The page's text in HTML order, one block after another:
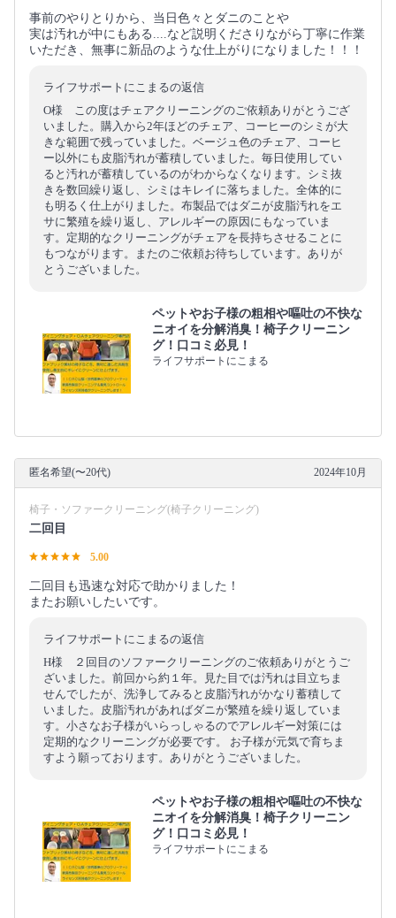
事前のやりとりから、当日色々とダニのことや
実は汚れが中にもある....など説明くださりながら丁寧に作業
いただき、無事に新品のような仕上がりになりました！！！
ライフサポートにこまるの返信
O様 この度はチェアクリーニングのご依頼ありがとうござ
いました。購入から2年ほどのチェア、コーヒーのシミが大
きな範囲で残っていました。ベージュ色のチェア、コーヒ
ー以外にも皮脂汚れが蓄積していました。毎日使用してい
ると汚れが蓄積しているのがわからなくなります。シミ抜
きを数回繰り返し、シミはキレイに落ちました。全体的に
も明るく仕上がりました。布製品ではダニが皮脂汚れをエ
サに繁殖を繰り返し、アレルギーの原因にもなっていま
す。定期的なクリーニングがチェアを長持ちさせることに
もつながります。またのご依頼お待ちしています。ありが
とうございました。
ペットやお子様の粗相や嘔吐の不快な
ニオイを分解消臭！椅子クリーニン
グ！口コミ必見！
ライフサポートにこまる
匿名希望(〜20代) 2024年10月
椅子・ソファークリーニング(椅子クリーニング)
二回目
5.00
二回目も迅速な対応で助かりました！
またお願いしたいです。
ライフサポートにこまるの返信
H様 ２回目のソファークリーニングのご依頼ありがとうご
ざいました。前回から約１年。見た目では汚れは目立ちま
せんでしたが、洗浄してみると皮脂汚れがかなり蓄積して
いました。皮脂汚れがあればダニが繁殖を繰り返していま
す。小さなお子様がいらっしゃるのでアレルギー対策には
定期的なクリーニングが必要です。 お子様が元気で育ちま
すよう願っております。ありがとうございました。
ペットやお子様の粗相や嘔吐の不快な
ニオイを分解消臭！椅子クリーニン
グ！口コミ必見！
ライフサポートにこまる